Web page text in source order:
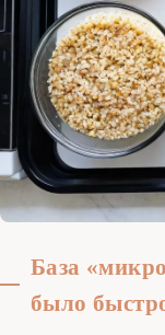
База
было